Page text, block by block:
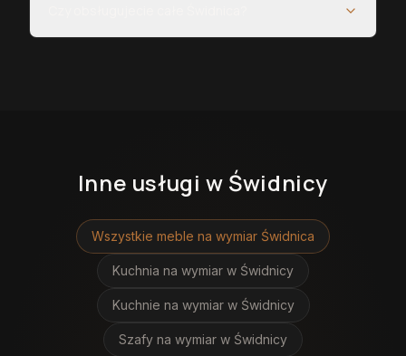
Inne usługiw Świdnicy
Wszystkie meble na wymiar Świdnica
Kuchnia na wymiar w Świdnicy
Kuchnie na wymiar w Świdnicy
Szafy na wymiar w Świdnicy